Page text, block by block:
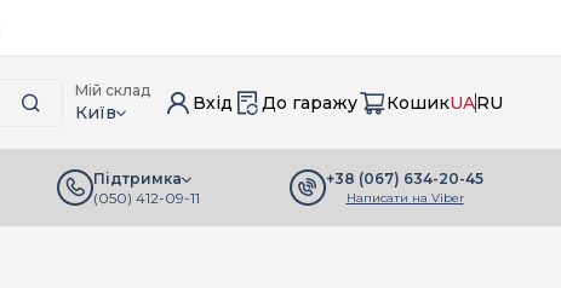
Мій склад
Київ Вхід До гаражу КошикUARU
Підтримка
(050) 412-09-11
+38 (067) 634-20-45
Написати на Viber